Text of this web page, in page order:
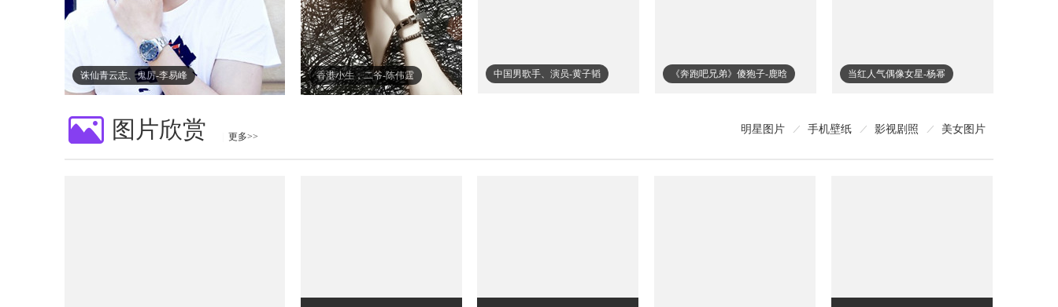
诛仙青云志、鬼厉-李易峰 香港小生，二爷-陈伟霆 中国男歌手、演员-黄子韬 《奔跑吧兄弟》傻狍子-鹿晗 当红人气偶像女星-杨幂
明星图片 手机壁纸 影视剧照 美女图片
图片欣赏 更多>>